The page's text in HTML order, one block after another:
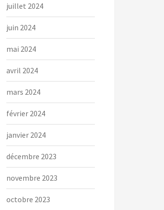
juillet 2024
juin 2024
mai 2024
avril 2024
mars 2024
février 2024
janvier 2024
décembre 2023
novembre 2023
octobre 2023